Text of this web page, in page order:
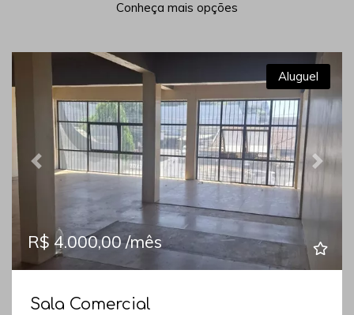
Conheça mais opções
Previous Next
Aluguel
R$ 4.000,00 /mês
Sala Comercial